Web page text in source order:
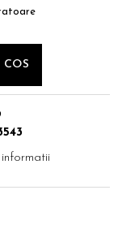
COS